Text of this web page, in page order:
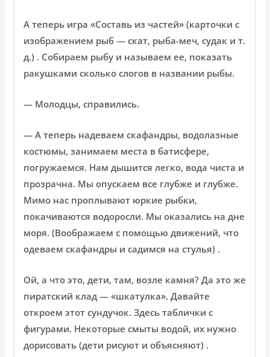
А теперь игра «Составь из частей» (карточки с
изображением рыб — скат, рыба-меч, судак и т.
д.) . Собираем рыбу и называем ее, показать
ракушками сколько слогов в названии рыбы.
— Молодцы, справились.
— А теперь надеваем скафандры, водолазные
костюмы, занимаем места в батисфере,
погружаемся. Нам дышится легко, вода чиста и
прозрачна. Мы опускаем все глубже и глубже.
Мимо нас проплывают юркие рыбки,
покачиваются водоросли. Мы оказались на дне
моря. (Воображаем с помощью движений, что
одеваем скафандры и садимся на стулья) .
Ой, а что это, дети, там, возле камня? Да это же
пиратский клад — «шкатулка». Давайте
откроем этот сундучок. Здесь таблички с
фигурами. Некоторые смыты водой, их нужно
дорисовать (дети рисуют и объясняют) .